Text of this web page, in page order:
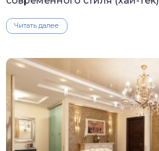
Читать далее